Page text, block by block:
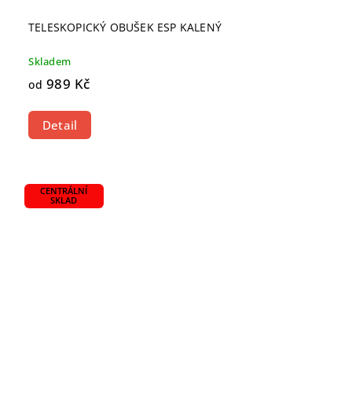
TELESKOPICKÝ OBUŠEK ESP KALENÝ
Skladem
od 989 Kč
Detail
CENTRÁLNÍ
SKLAD